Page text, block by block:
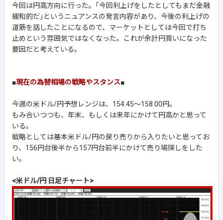
今回は円高方向に行った。｢今回利上げをしたとしてもまだ金融
緩和的だ｣というニュアンスの発言内容があり、今後の利上げの
道筋を話したことになるので、マーケットとしては今回で打ち
止めという雰囲気ではなくなった。これが余計円買いになった
要因だと考えている。
■現在の為替相場の戦略やスタンス■
今週の米ドル/円予想レンジは、154.45～158.00円。
もみ合いつつも、年末、もしくは来年にかけて円高かと思って
いる。
戦略としては基本米ドル/円の戻り売りから入りたいと思ってお
り、156円台後半から157円台前半にかけて売り場探しをした
い。
<米ドル/円 日足チャート>